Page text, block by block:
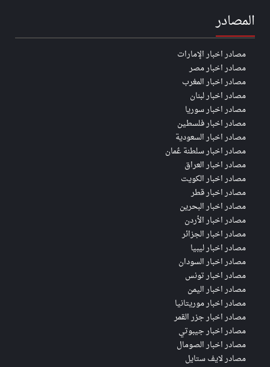
المصادر
مصادر اخبار الإمارات
مصادر اخبار مصر
مصادر اخبار المغرب
مصادر اخبار لبنان
مصادر اخبار سوريا
مصادر اخبار فلسطين
مصادر اخبار السعودية
مصادر اخبار سلطنة عُمان
مصادر اخبار العراق
مصادر اخبار الكويت
مصادر اخبار قطر
مصادر اخبار البحرين
مصادر اخبار الأردن
مصادر اخبار الجزائر
مصادر اخبار ليبيا
مصادر اخبار السودان
مصادر اخبار تونس
مصادر اخبار اليمن
مصادر اخبار موريتانيا
مصادر اخبار جزر القمر
مصادر اخبار جيبوتي
مصادر اخبار الصومال
مصادر لايف ستايل